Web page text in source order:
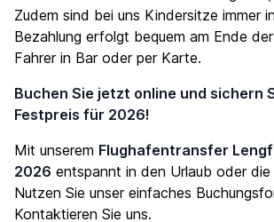
Zudem sind bei uns Kindersitze immer
Bezahlung erfolgt bequem am Ende
Fahrer in Bar oder per Karte.
Buchen Sie jetzt online und sichern
Festpreis für 2026!
Mit unserem Flughafentransfer
2026 entspannt in den Urlaub oder
Nutzen Sie unser einfaches
Kontaktieren Sie uns.